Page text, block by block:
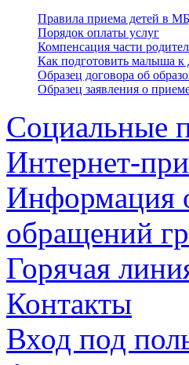
Правила приема детей в
Порядок оплаты услуг
Компенсация части
Как подготовить малыша к
Образец договора об
Образец заявления о
Социальные
Интернет-
Информация
обращений
Горячая
Контакты
Вход под